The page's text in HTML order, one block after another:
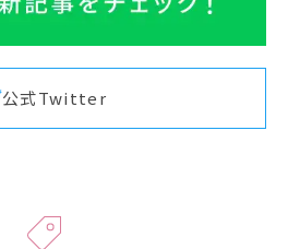
公式Twitter